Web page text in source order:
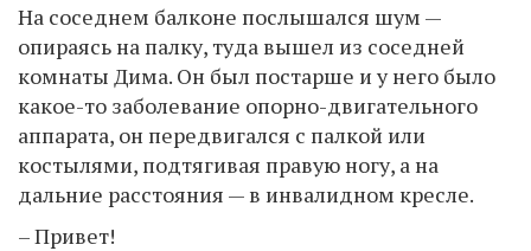
На соседнем балконе послышался шум —
опираясь на палку, туда вышел из соседней
комнаты Дима. Он был постарше и у него было
какое-то заболевание опорно-двигательного
аппарата, он передвигался с палкой или
костылями, подтягивая правую ногу, а на
дальние расстояния — в инвалидном кресле.
– Привет!